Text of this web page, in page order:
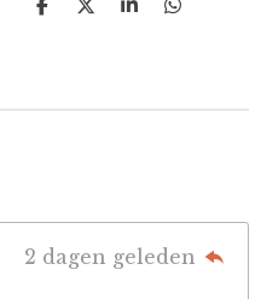
D
D
S
D
2 dagen geleden